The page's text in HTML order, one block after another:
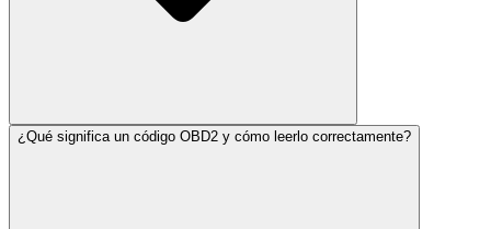
¿Qué significa un código OBD2 y cómo leerlo correctamente?